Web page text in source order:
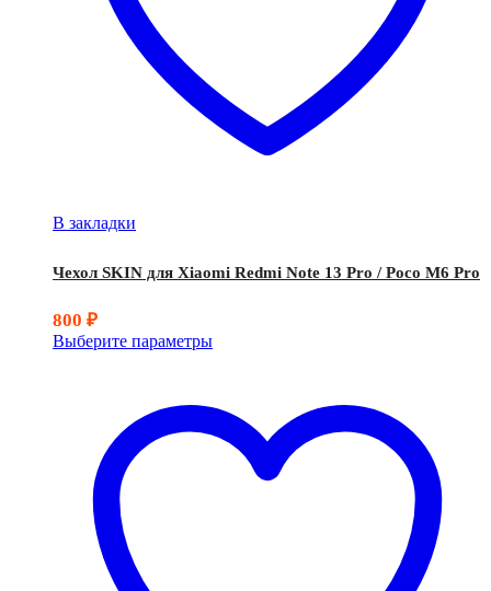
В закладки
Чехол SKIN для Xiaomi Redmi Note 13 Pro / Poco M6 Pro
800 ₽
Выберите параметры